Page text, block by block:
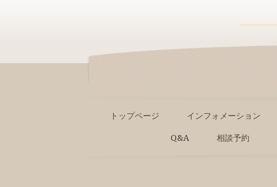
トップページ インフォメーション
Q&A 相談予約